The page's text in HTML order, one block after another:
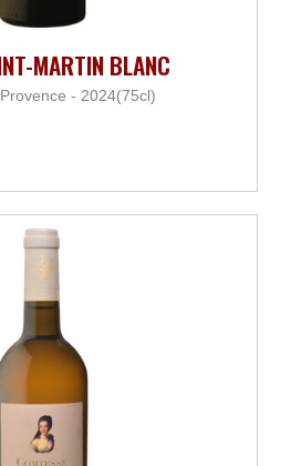
MARTIN BLANC
- 2024(75cl)